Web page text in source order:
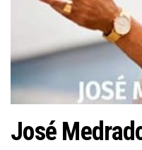
José